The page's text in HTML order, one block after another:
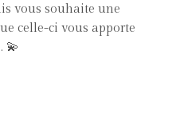
vous souhaite une
celle-ci vous apporte
💫